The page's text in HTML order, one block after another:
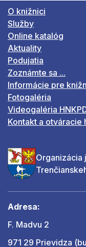
O knižnici
Služby
Online katalóg
Aktuality
Podujatia
Zoznámte sa ...
Informácie pre
Fotogaléria
Videogaléria
Kontakt a otváracie
Adresa:
F. Madvu 2
971 29 Prievidza